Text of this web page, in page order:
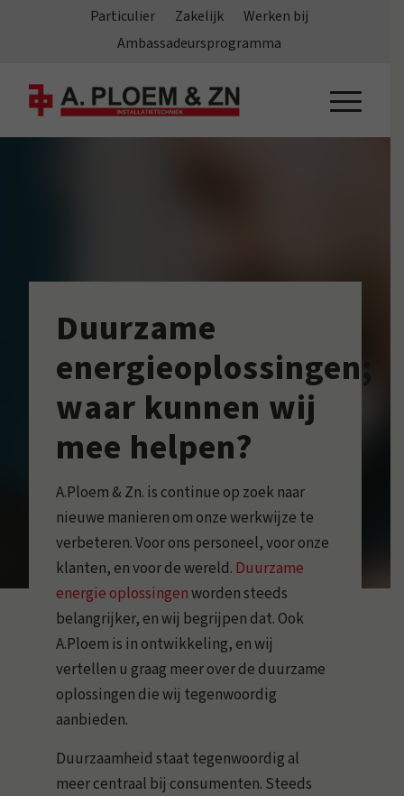
Particulier Zakelijk
Werken bij
Ambassadeursprogramma
Duurzame
energieoplossingen;
waar kunnen wij
mee helpen?
A.Ploem & Zn. is continue op zoek naar
nieuwe manieren om onze werkwijze te
verbeteren. Voor ons personeel, voor onze
klanten, en voor de wereld. Duurzame
energie oplossingenworden steeds
belangrijker, en wij begrijpen dat. Ook
A.Ploem is in ontwikkeling, en wij
vertellen u graag meer over de duurzame
oplossingen die wij tegenwoordig
aanbieden.
Duurzaamheid staat tegenwoordig al
meer centraal bij consumenten. Steeds